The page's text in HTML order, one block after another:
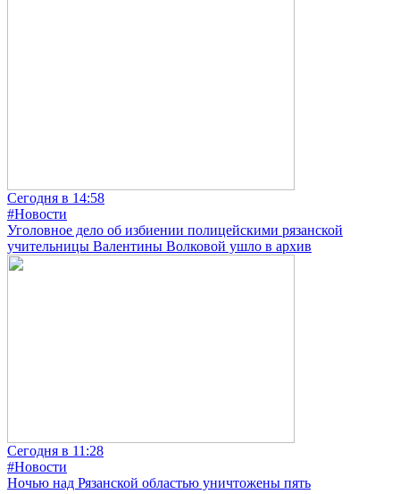
Сегодня в 14:58
#Новости
Уголовное дело об избиении полицейскими рязанской
учительницы Валентины Волковой ушло в архив
Сегодня в 11:28
#Новости
Ночью над Рязанской областью уничтожены пять